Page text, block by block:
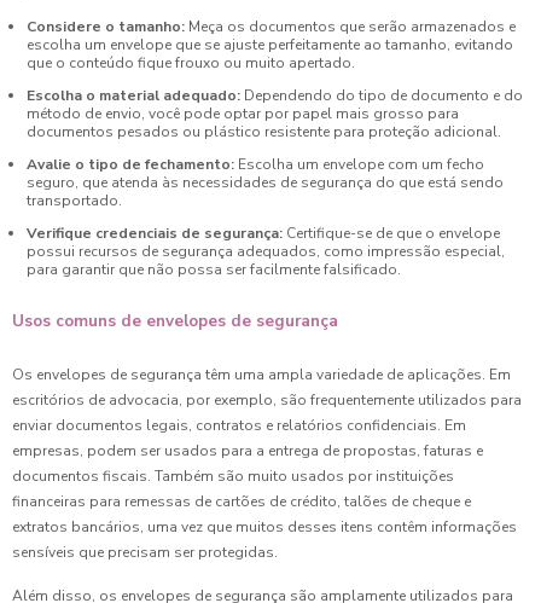
Considere o tamanho: Meça os documentos que serão armazenados e
escolha um envelope que se ajuste perfeitamente ao tamanho, evitando
que o conteúdo fique frouxo ou muito apertado.
Escolha o material adequado: Dependendo do tipo de documento e do
método de envio, você pode optar por papel mais grosso para
documentos pesados ou plástico resistente para proteção adicional.
Avalie o tipo de fechamento: Escolha um envelope com um fecho
seguro, que atenda às necessidades de segurança do que está sendo
transportado.
Verifique credenciais de segurança: Certifique-se de que o envelope
possui recursos de segurança adequados, como impressão especial,
para garantir que não possa ser facilmente falsificado.
Usos comuns de envelopes de segurança
Os envelopes de segurança têm uma ampla variedade de aplicações. Em
escritórios de advocacia, por exemplo, são frequentemente utilizados para
enviar documentos legais, contratos e relatórios confidenciais. Em
empresas, podem ser usados para a entrega de propostas, faturas e
documentos fiscais. Também são muito usados por instituições
financeiras para remessas de cartões de crédito, talões de cheque e
extratos bancários, uma vez que muitos desses itens contêm informações
sensíveis que precisam ser protegidas.
Além disso, os envelopes de segurança são amplamente utilizados para